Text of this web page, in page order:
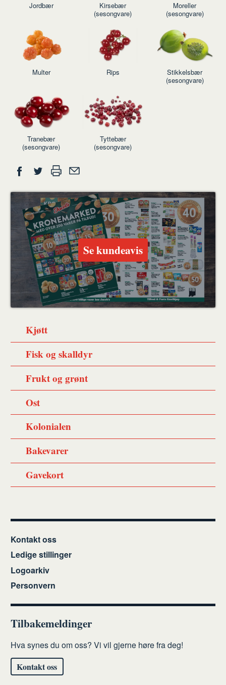
Jordbær
Kirsebær
(sesongvare)
Moreller
(sesongvare)
Multer Rips
Stikkelsbær
(sesongvare)
Tranebær
(sesongvare)
Tyttebær
(sesongvare)
Del
på
Facebook
på
Twitter
ut en
venn
Se kundeavis
Kjøtt
Fisk og skalldyr
Frukt og grønt
Ost
Kolonialen
Bakevarer
Gavekort
Kontakt oss
Ledige stillinger
Logoarkiv
Personvern
Tilbakemeldinger
Hva synes du om oss? Vi vil gjerne høre fra deg!
Kontakt oss